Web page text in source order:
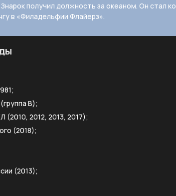
получил должность за океаном. Он стал
в «Филадельфии Флайерз».
B);
(2010, 2012, 2013, 2017);
(2018);
(2013);